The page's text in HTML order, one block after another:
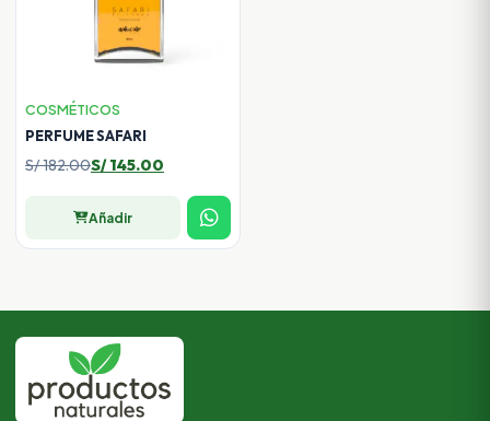
COSMÉTICOS
PERFUME SAFARI
S/182.00
El
original
S/145.00
El
actual
Añadir